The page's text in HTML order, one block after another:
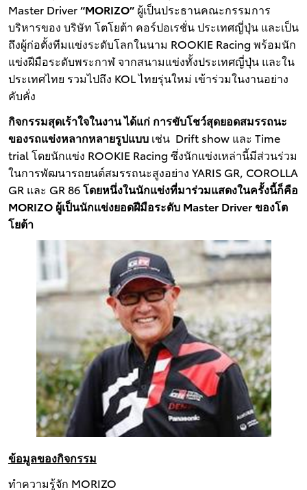
Master Driver“MORIZO”ผู้เป็นประธานคณะกรรมการ
บริหารของ บริษัท โตโยต้า คอร์ปอเรชั่น ประเทศญี่ปุ่น และเป็น
ถึงผู้ก่อตั้งทีมแข่งระดับโลกในนาม ROOKIE Racing พร้อมนัก
แข่งฝีมือระดับพระกาฬ จากสนามแข่งทั้งประเทศญี่ปุ่น และใน
ประเทศไทย รวมไปถึง KOL ไทยรุ่นใหม่ เข้าร่วมในงานอย่าง
คับคั่ง
กิจกรรมสุดเร้าใจในงาน ได้แก่ การขับโชว์สุดยอดสมรรถนะ
ของรถแข่งหลากหลายรูปแบบเช่น Drift show และ Time
trial โดยนักแข่ง ROOKIE Racing ซึ่งนักแข่งเหล่านี้มีส่วนร่วม
ในการพัฒนารถยนต์สมรรถนะสูงอย่าง YARIS GR, COROLLA
GR และ GR 86โดยหนึ่งในนักแข่งที่มาร่วมแสดงในครั้งนี้ก็คือ
MORIZO ผู้เป็นนักแข่งยอดฝีมือระดับ Master Driver ของโต
โยต้า
ข้อมูลของกิจกรรม
ทำความรู้จัก MORIZO